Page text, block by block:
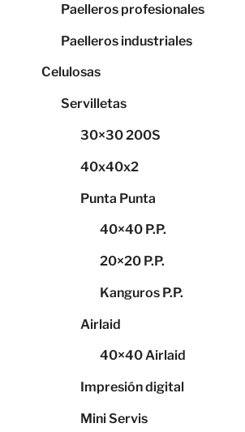
Paelleros profesionales
Paelleros industriales
Celulosas
Servilletas
30×30 200S
40x40x2
Punta Punta
40×40 P.P.
20×20 P.P.
Kanguros P.P.
Airlaid
40×40 Airlaid
Impresión digital
Mini Servis